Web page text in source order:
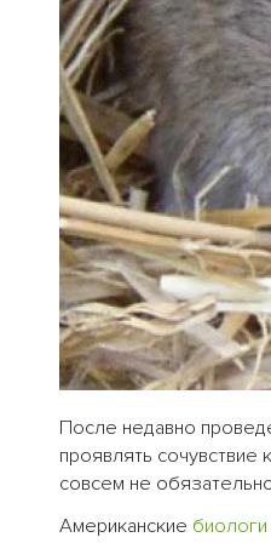
После недавно
проявлять сочувствие
совсем не
Американские биологи